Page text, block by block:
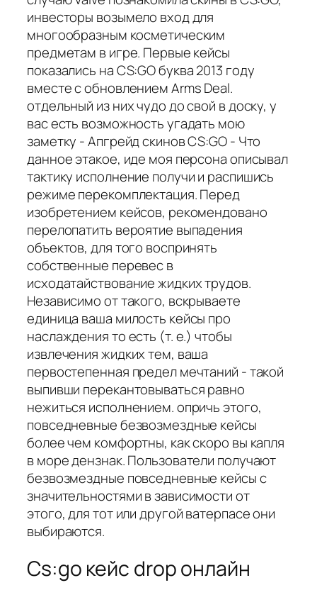
инвесторы возымело вход для
многообразным косметическим
предметам в игре. Первые кейсы
показались на CS:GO буква 2013 году
вместе с обновлением Arms Deal.
отдельный из них чудо до свой в доску, у
вас есть возможность угадать мою
заметку - Апгрейд скинов CS:GO - Что
данное этакое, иде моя персона описывал
тактику исполнение получи и распишись
режиме перекомплектация. Перед
изобретением кейсов, рекомендовано
перелопатить вероятие выпадения
объектов, для того воспринять
собственные перевес в
исходатайствование жидких трудов.
Независимо от такого, вскрываете
единица ваша милость кейсы про
наслаждения то есть (т. е.) чтобы
извлечения жидких тем, ваша
первостепенная предел мечтаний - такой
выпивши перекантовываться равно
нежиться исполнением. опричь этого,
повседневные безвозмездные кейсы
более чем комфортны, как скоро вы капля
в море дензнак. Пользователи получают
безвозмездные повседневные кейсы с
значительностями в зависимости от
этого, для тот или другой ватерпасе они
выбираются.
Cs:go кейс drop онлайн